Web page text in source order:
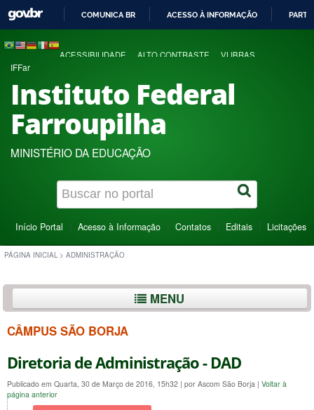
COMUNICA BR ACESSO À INFORMAÇÃO
ACESSIBILIDADE ALTO CONTRASTE VLIBRAS
IFFar
Instituto Federal
Farroupilha
MINISTÉRIO DA EDUCAÇÃO
Início Portal Acesso à Informação Contatos Editais Licitações
PÁGINA INICIAL > ADMINISTRAÇÃO
MENU
CÂMPUS SÃO BORJA
Diretoria de Administração - DAD
Publicado em Quarta, 30 de Março de 2016, 15h32 | por Ascom São Borja | Voltar à
página anterior